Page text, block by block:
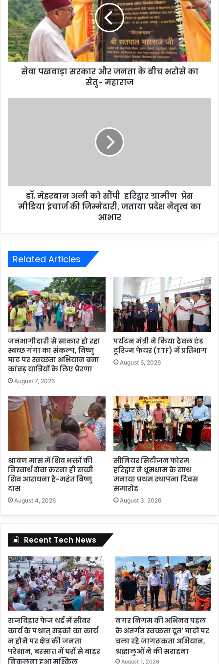
सेवा पखवाड़ा सरकार और जनता के बीच भरोसे का
सेतु- महाराज
डॉ. मेहरबान अली को सौंपी हरिद्वार ग्रामीण प्रेस
मीडिया इंचार्ज की जिम्मेदारी, जताया प्रदेश नेतृत्व का
आभार
Related Articles
जनभागीदारी से साकार हो रहा
स्वच्छ गंगा का संकल्प, विष्णु
घाट पर स्वच्छता अभियान बना
कांवड़ यात्रियों के लिए प्रेरणा
August 7, 2026
पर्यटन मंत्री ने किया ट्रैवल एंड
टूरिज्म फेयर (TTF) में प्रतिभाग
August 6, 2026
श्रावण मास में शिव भक्तों की
निस्वार्थ सेवा करना ही सच्ची
शिव आराधना है-महंत बिष्णु
दास
August 4, 2026
सीनियर सिटीजन फोरम
हरिद्वार ने धूमधाम के साथ
मनाया प्रथम स्थापना दिवस
समारोह
August 3, 2026
Recent Tech News
राजविहार फेज थर्ड में सीवर
कार्य के पश्चात् सड़को का कार्य
न होने पर क्षेत्र की जनता
परेशान, बरसात में घरों से बाहर
निकलना हुआ मुश्किल
नगर निगम की अभिनव पहल
के अंतर्गत स्वच्छता दूत’ घाटों पर
चला रहे जागरूकता अभियान,
श्रद्धालुओं ने की सराहना
August 1, 2026